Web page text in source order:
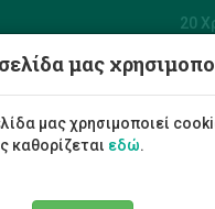
20
Πολιτικών
και
μας
μας χρησιμοποιεί
καθορίζεται εδώ.